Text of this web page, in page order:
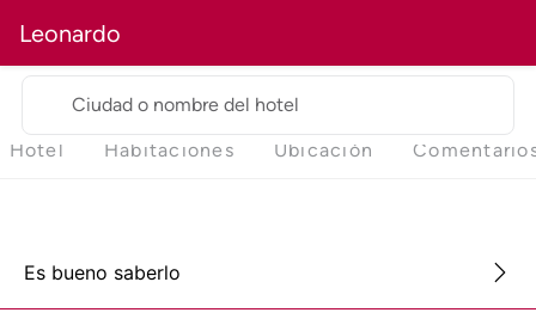
Leonardo
Ciudad o nombre del hotel
Hotel Habitaciones Ubicación
Es bueno saberlo